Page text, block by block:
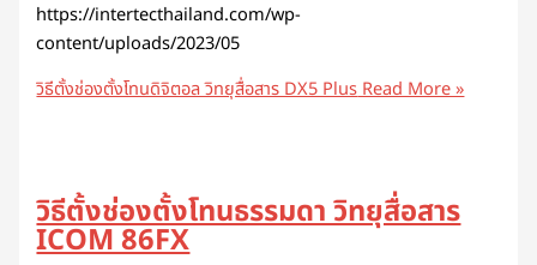
https://intertecthailand.com/wp-
content/uploads/2023/05
วิธีตั้งช่องตั้งโทนดิจิตอล วิทยุสื่อสาร DX5 PlusRead More »
วิธีตั้งช่องตั้งโทนธรรมดา วิทยุสื่อสาร
ICOM 86FX